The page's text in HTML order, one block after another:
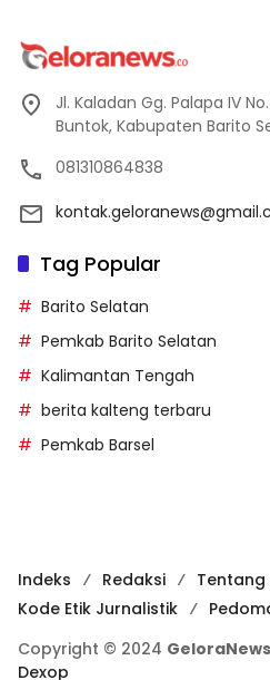
Jl. Kaladan Gg. Palapa IV
Buntok, Kabupaten Barito
081310864838
Tag Popular
Barito Selatan
Pemkab Barito Selatan
Kalimantan Tengah
berita kalteng terbaru
Pemkab Barsel
Indeks Redaksi
Tentang
Kode Etik Jurnalistik
Copyright © 2024
Dexop